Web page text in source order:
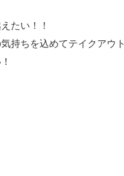
たい！！
持ちを込めてテイクアウト